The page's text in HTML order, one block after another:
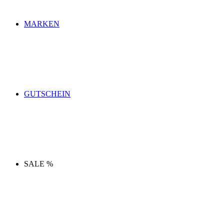
MARKEN
GUTSCHEIN
SALE %